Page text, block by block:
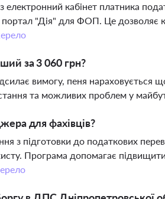
кабінет платника
портал "Дія" для ФОП. Це дозволяє
за 3 060 грн?
вимогу, пеня нараховується
та можливих проблем у
для фахівців?
з підготовки до податкових
Програма допомагає підвищити